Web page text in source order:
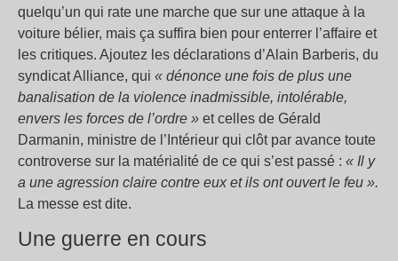
quelqu’un qui rate une marche que sur une attaque à la
voiture bélier, mais ça suffira bien pour enterrer l’affaire et
les critiques. Ajoutez les déclarations d’Alain Barberis, du
syndicat Alliance, qui « dénonce une fois de plus une
banalisation de la violence inadmissible, intolérable,
envers les forces de l’ordre » et celles de Gérald
Darmanin, ministre de l’Intérieur qui clôt par avance toute
controverse sur la matérialité de ce qui s’est passé : « Il y
a une agression claire contre eux et ils ont ouvert le feu ».
La messe est dite.
Une guerre en cours